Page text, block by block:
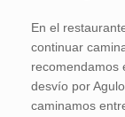
En el
continuar
recomendamos
desvío por
caminamos